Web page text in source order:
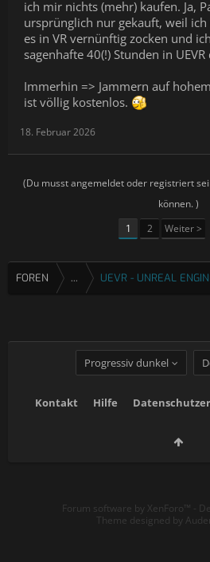
ich mir nichts (mehr) kaufen. Ja,
ursprünglich nur gekauft, weil
es in VR vernünftig zocken und
sagenhafte 40(!) Stunden in
Immerhin => Jammern auf
ist völlig kostenlos.
18. Februar 2026
(Du musst angemeldet oder registriert
können. )
1
2 Weiter >
FOREN ... UEVR - UNREAL
Progressiv dunkel
Kontakt Hilfe
Forum software by XenForo™ -
Theme designed by